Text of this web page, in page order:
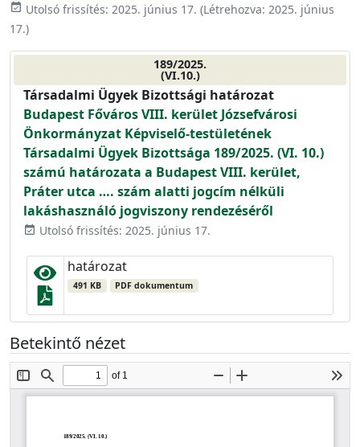
event_available Utolsó frissítés: 2025. június 17. (Létrehozva: 2025. június
17.)
189/2025.
(VI.10.)
Társadalmi Ügyek Bizottsági határozat
Budapest Főváros VIII. kerület Józsefvárosi
Önkormányzat Képviselő-testületének
Társadalmi Ügyek Bizottsága 189/2025. (VI. 10.)
számú határozata a Budapest VIII. kerület,
Práter utca …. szám alatti jogcím nélküli
lakáshasználó jogviszony rendezéséről
event_available Utolsó frissítés: 2025. június 17.
határozat
491 KB PDF dokumentum
Betekintő nézet